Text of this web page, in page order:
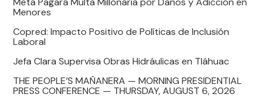
Menores
Copred: Impacto Positivo de Políticas de Inclusión
Laboral
Jefa Clara Supervisa Obras Hidráulicas en Tláhuac
THE PEOPLE’S MAÑANERA — MORNING PRESIDENTIAL
PRESS CONFERENCE — THURSDAY, AUGUST 6, 2026